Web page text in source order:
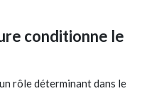
conditionne le
rôle déterminant dans le